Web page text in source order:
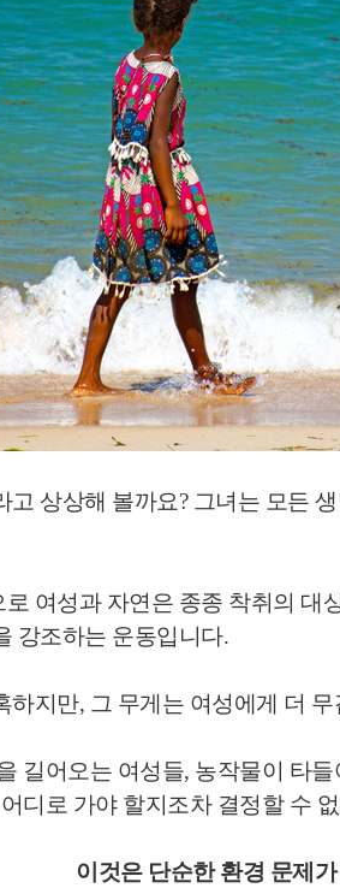
상상해 볼까요? 그녀는 모든
여성과 자연은 종종 착취의 대
강조하는 운동입니다.
지만, 그 무게는 여성에게 더
길어오는 여성들, 농작물이 타
디로 가야 할지조차 결정할 수
이것은 단순한 환경 문제